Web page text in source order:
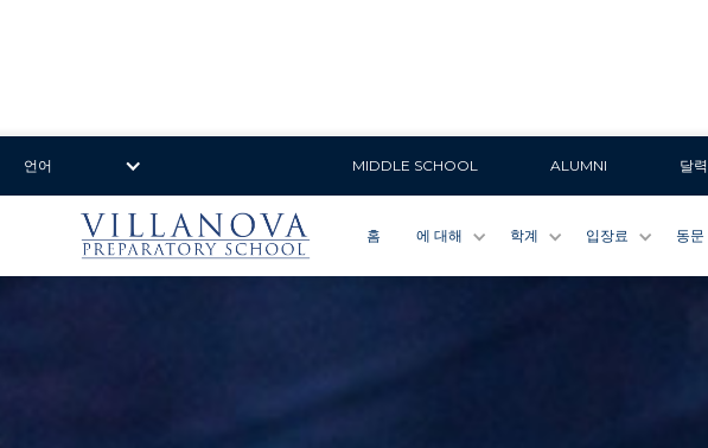
언어 MIDDLE SCHOOL ALUMNI 달력
홈 에 대해 학계 입장료 동문